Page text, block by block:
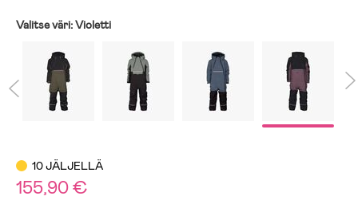
Valitse väri:Violetti
10 JÄLJELLÄ
155,90 €